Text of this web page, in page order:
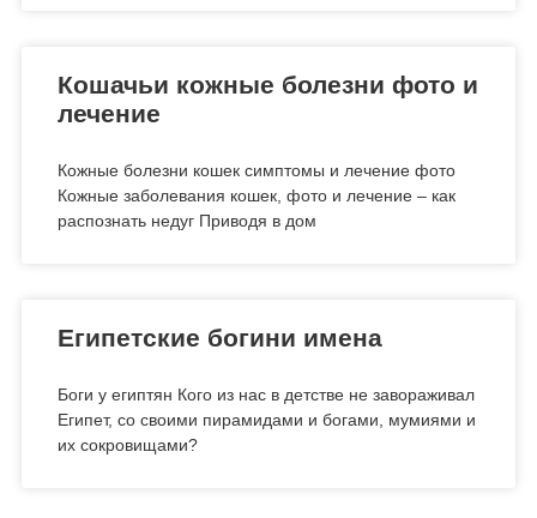
Кошачьи кожные болезни фото и
лечение
Кожные болезни кошек симптомы и лечение фото
Кожные заболевания кошек, фото и лечение – как
распознать недуг Приводя в дом
Египетские богини имена
Боги у египтян Кого из нас в детстве не завораживал
Египет, со своими пирамидами и богами, мумиями и
их сокровищами?